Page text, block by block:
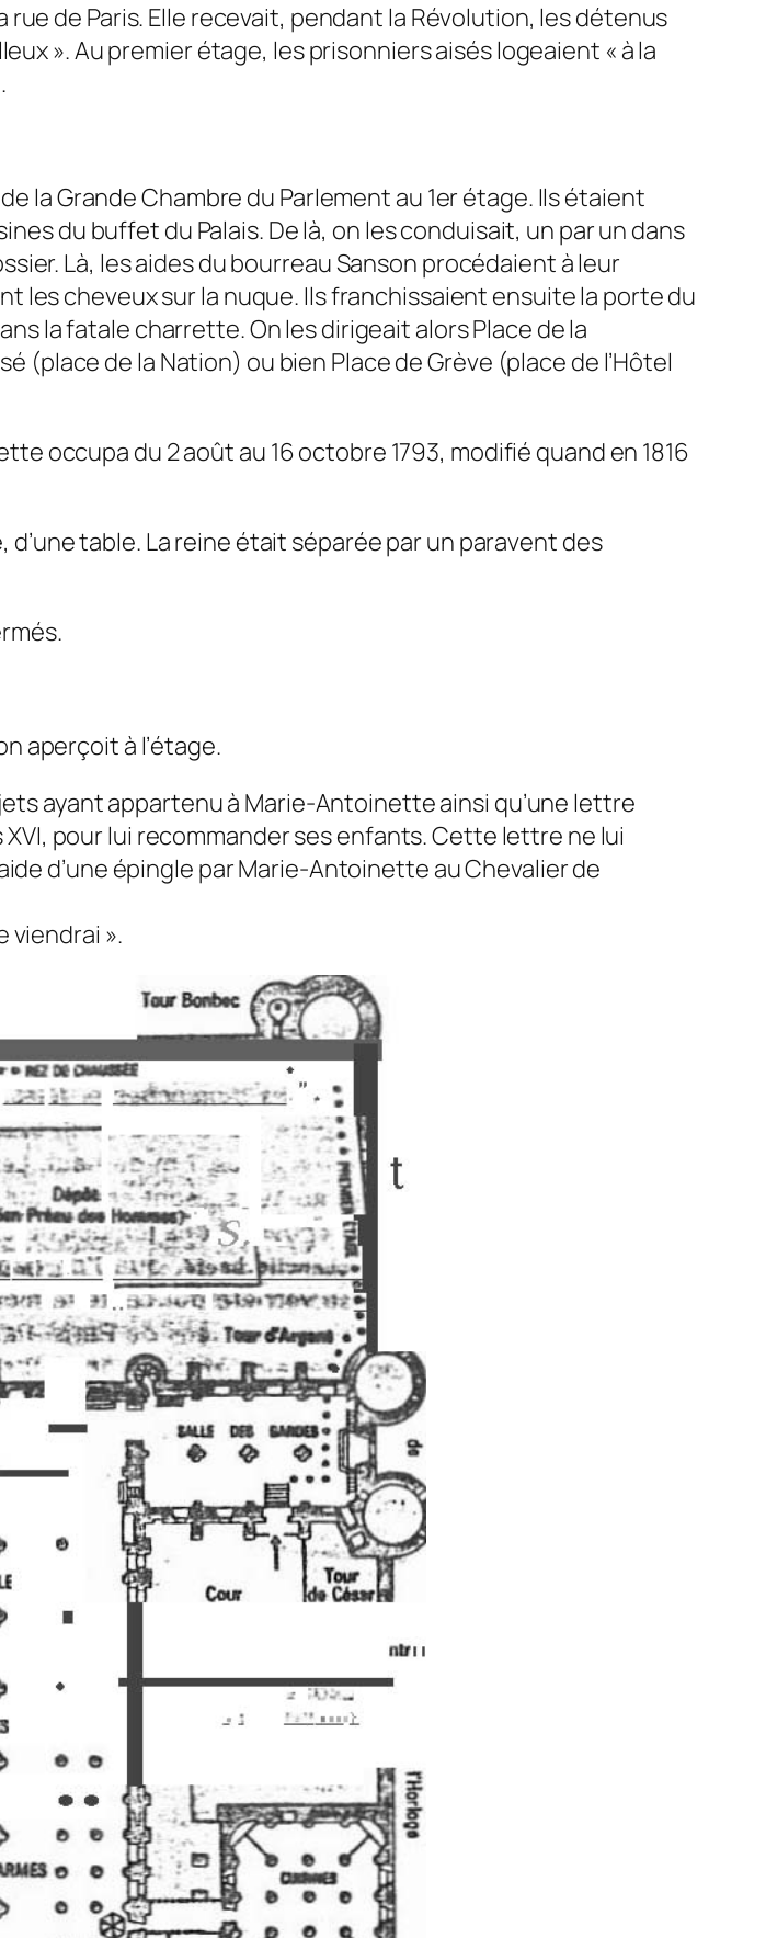
de Paris. Elle recevait, pendant la Révolution, les détenus
». Au premier étage, les prisonniers aisés logeaient « à la
la Grande Chambre du Parlement au 1er étage. Ils étaient
du buffet du Palais. De là, on les conduisait, un par un dans
Là, les aides du bourreau Sanson procédaient à leur
cheveux sur la nuque. Ils franchissaient ensuite la porte du
la fatale charrette. On les dirigeait alors Place de la
(place de la Nation) ou bien Place de Grève (place de l’Hôtel
occupa du 2 août au 16 octobre 1793, modifié quand en 1816
d’une table. La reine était séparée par un paravent des
aperçoit à l’étage.
ayant appartenu à Marie-Antoinette ainsi qu’une lettre
pour lui recommander ses enfants. Cette lettre ne lui
d’une épingle par Marie-Antoinette au Chevalier de
viendrai ».